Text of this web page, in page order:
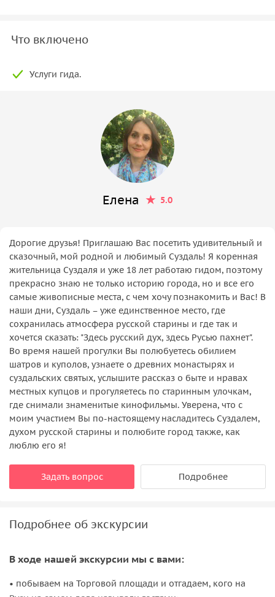
Что включено
Услуги гида.
Елена 5.0
Дорогие друзья! Приглашаю Вас посетить удивительный и
сказочный, мой родной и любимый Суздаль! Я коренная
жительница Суздаля и уже 18 лет работаю гидом, поэтому
прекрасно знаю не только историю города, но и все его
самые живописные места, с чем хочу познакомить и Вас! В
наши дни, Суздаль – уже единственное место, где
сохранилась атмосфера русской старины и где так и
хочется сказать: "Здесь русский дух, здесь Русью пахнет".
Во время нашей прогулки Вы полюбуетесь обилием
шатров и куполов, узнаете о древних монастырях и
суздальских святых, услышите рассказ о быте и нравах
местных купцов и прогуляетесь по старинным улочкам,
где снимали знаменитые кинофильмы. Уверена, что с
моим участием Вы по-настоящему насладитесь Суздалем,
духом русской старины и полюбите город также, как
люблю его я!
Задать вопрос Подробнее
Подробнее об экскурсии
В ходе нашей экскурсии мы с вами:
• побываем на Торговой площади и отгадаем, кого на